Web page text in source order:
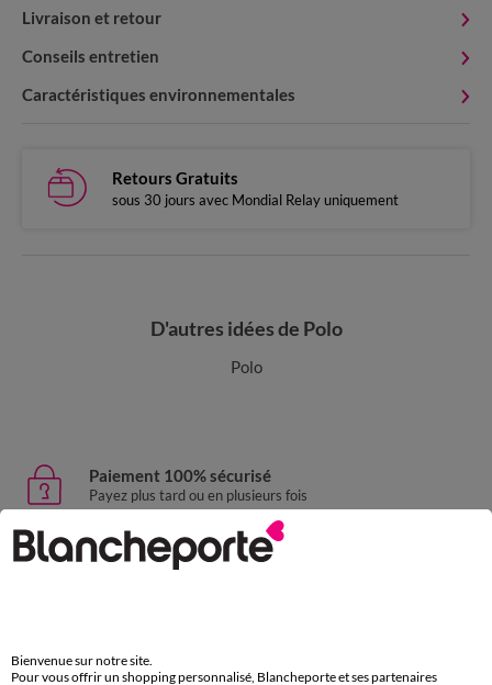
Livraison et retour
Conseils entretien
Caractéristiques environnementales
Retours Gratuits
sous 30 jours avec Mondial Relay uniquement
D'autres idées de Polo
Polo
Paiement 100% sécurisé
Payez plus tard ou en plusieurs fois
Livraison express
domicile, relais, consignes automatiques
Bienvenue sur notre site.
Pour vous offrir un shopping personnalisé, Blancheporte et ses partenaires